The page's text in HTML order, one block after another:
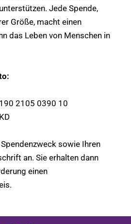
Jede Spende,
Größe, macht einen
das Leben von Menschen in
2105 0390 10
sowie Ihren
an. Sie erhalten dann
einen